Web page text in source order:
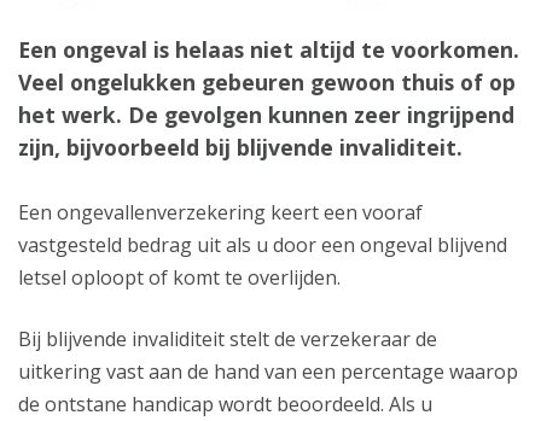
Een ongeval is helaas niet altijd te voorkomen.
Veel ongelukken gebeuren gewoon thuis of op
het werk. De gevolgen kunnen zeer ingrijpend
zijn, bijvoorbeeld bij blijvende invaliditeit.
Een ongevallenverzekering keert een vooraf
vastgesteld bedrag uit als u door een ongeval blijvend
letsel oploopt of komt te overlijden.
Bij blijvende invaliditeit stelt de verzekeraar de
uitkering vast aan de hand van een percentage waarop
de ontstane handicap wordt beoordeeld. Als u